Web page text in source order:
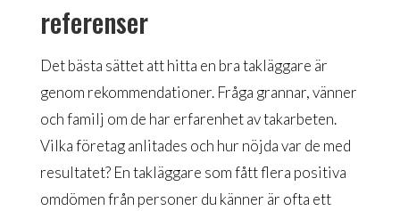
referenser
Det bästa sättet att hitta en bra takläggare är
genom rekommendationer. Fråga grannar, vänner
och familj om de har erfarenhet av takarbeten.
Vilka företag anlitades och hur nöjda var de med
resultatet? En takläggare som fått flera positiva
omdömen från personer du känner är ofta ett